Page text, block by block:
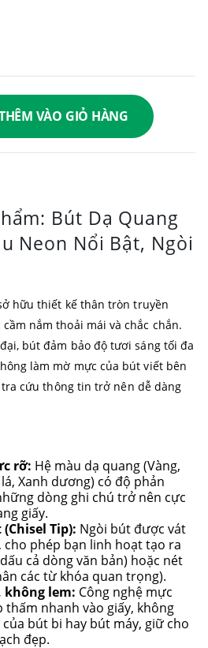
VÀO GIỎ HÀNG
Bút Dạ Quang
Neon Nổi Bật, Ngòi
hữu thiết kế thân tròn truyền
nắm thoải mái và chắc chắn.
bút đảm bảo độ tươi sáng tối đa
làm mờ mực của bút viết bên
cứu thông tin trở nên dễ dàng
rỡ: Hệ màu dạ quang (Vàng,
Xanh dương) có độ phản
dòng ghi chú trở nên cực
giấy.
Tip): Ngòi bút được vát
phép bạn linh hoạt tạo ra
cả dòng văn bản) hoặc nét
các từ khóa quan trọng).
lem: Công nghệ mực
thấm nhanh vào giấy, không
bút bi hay bút máy, giữ cho
đẹp.